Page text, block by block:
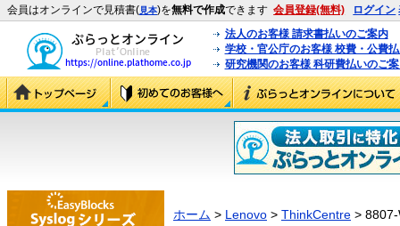
会員はオンラインで見積書(見本)を無料で作成できます 会員登録(無料) ログイン
法人のお客様 請求書払いのご案内
学校・官公庁のお客様 校費・公費
研究機関のお客様 科研費払いのご
ホーム > Lenovo > ThinkCentre >